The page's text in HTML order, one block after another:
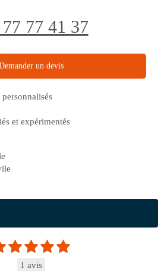
77 41 37
un devis
et expérimentés
1 avis